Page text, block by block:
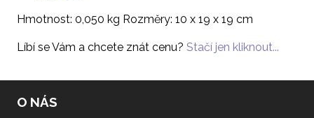
Hmotnost: 0,050 kg Rozměry: 10 x 19 x 19 cm
Líbí se Vám a chcete znát cenu? Stačí jen kliknout...
O NÁS